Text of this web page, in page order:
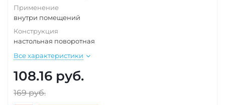
Применение
внутри помещений
Конструкция
настольная поворотная
Все характеристики
108.16 руб.
169руб.